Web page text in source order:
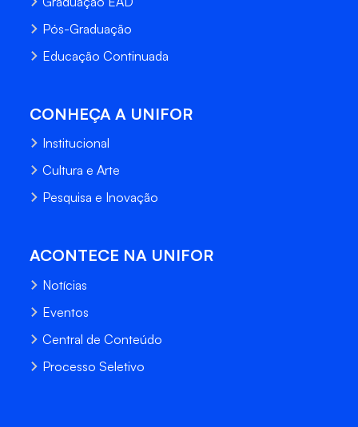
Pós-Graduação
Educação Continuada
CONHEÇA A UNIFOR
Institucional
Cultura e Arte
Pesquisa e Inovação
ACONTECE NA UNIFOR
Notícias
Eventos
Central de Conteúdo
Processo Seletivo